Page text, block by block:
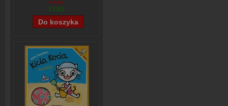
€3,47
€2,82